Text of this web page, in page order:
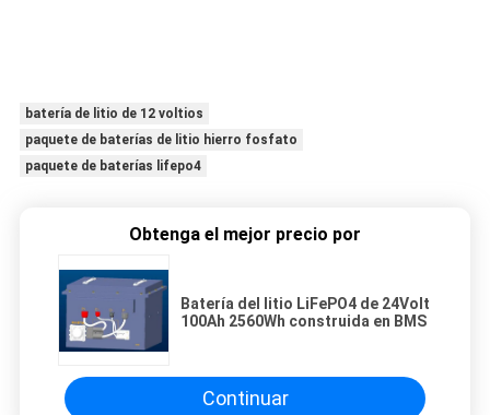
batería de litio de 12 voltios
paquete de baterías de litio hierro fosfato
paquete de baterías lifepo4
Obtenga el mejor precio por
Batería del litio LiFePO4 de 24Volt
100Ah 2560Wh construida en BMS
Continuar